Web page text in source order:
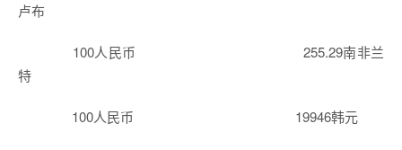
卢布
100人民币 255.29南非兰
特
100人民币 19946韩元